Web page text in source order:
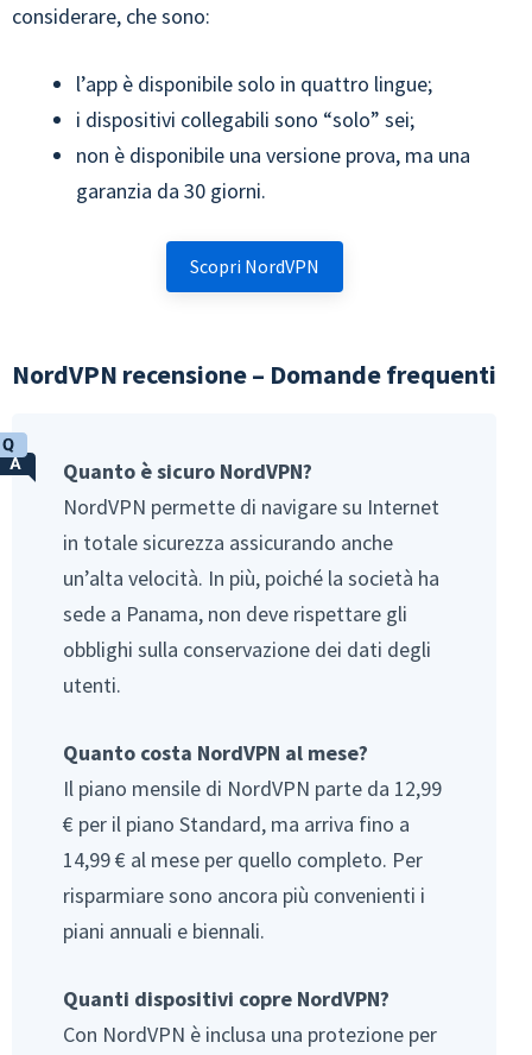
considerare, che sono:
l’app è disponibile solo in quattro lingue;
i dispositivi collegabili sono “solo” sei;
non è disponibile una versione prova, ma una
garanzia da 30 giorni.
Scopri NordVPN
NordVPN recensione – Domande frequenti
Quanto è sicuro NordVPN?
NordVPN permette di navigare su Internet
in totale sicurezza assicurando anche
un’alta velocità. In più, poiché la società ha
sede a Panama, non deve rispettare gli
obblighi sulla conservazione dei dati degli
utenti.
Quanto costa NordVPN al mese?
Il piano mensile di NordVPN parte da 12,99
€ per il piano Standard, ma arriva fino a
14,99 € al mese per quello completo. Per
risparmiare sono ancora più convenienti i
piani annuali e biennali.
Quanti dispositivi copre NordVPN?
Con NordVPN è inclusa una protezione per